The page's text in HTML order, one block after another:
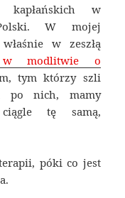
w
W mojej
w zeszłą
w modlitwie o
tym którzy szli
po nich, mamy
tę samą,
póki co jest